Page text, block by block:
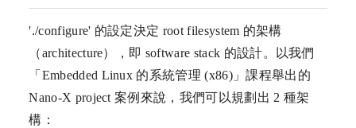
'./configure' 的設定決定 root filesystem 的架構
（architecture），即 software stack 的設計。以我們
「Embedded Linux 的系統管理 (x86)」課程舉出的
Nano-X project 案例來說，我們可以規劃出 2 種架
構：